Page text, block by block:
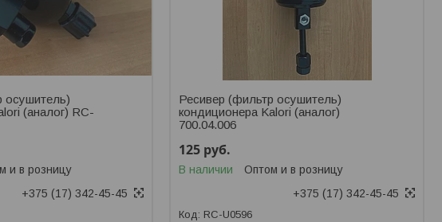
осушитель)
(аналог) RC-
и в розницу
+375 (17) 342-45-45
Ресивер (фильтр осушитель)
кондиционера Kalori (аналог)
700.04.006
125 руб.
В наличии
Оптом и в розницу
+375 (17) 342-45-45
RC-U0596